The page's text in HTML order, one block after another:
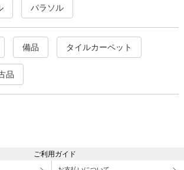
パラソル
備品 タイルカーペット
品
ご利用ガイド